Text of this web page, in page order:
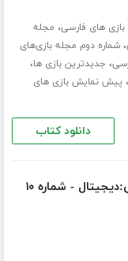
بازی های فارسی، مجله
،شماره‌ دوم مجله‌ بازی‌های
، جدیدترین بازی ها،
، پیش نمایش بازی های
دانلود کتاب
- شماره ۱۰